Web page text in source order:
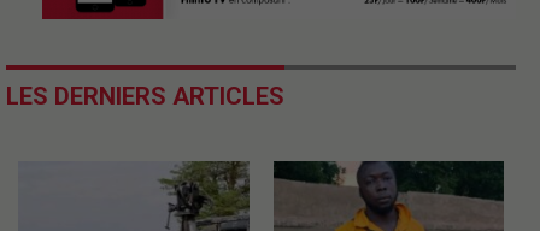
LES DERNIERS ARTICLES